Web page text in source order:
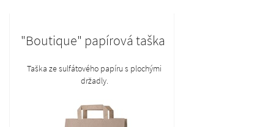
"Boutique" papírová taška
Taška ze sulfátového papíru s plochými
držadly.